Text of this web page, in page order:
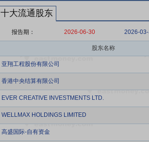
十大流通股东
报告期： 2026-06-30 2026-
股东名称
亚翔工程股份有限公司
香港中央结算有限公司
EVER CREATIVE INVESTMENTS LTD.
WELLMAX HOLDINGS LIMITED
高盛国际-自有资金